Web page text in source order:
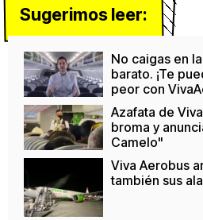
Sugerimos leer:
No caigas en
barato. ¡Te
peor con
Azafata de
broma y
Camelo"
Viva Aerobus
también sus